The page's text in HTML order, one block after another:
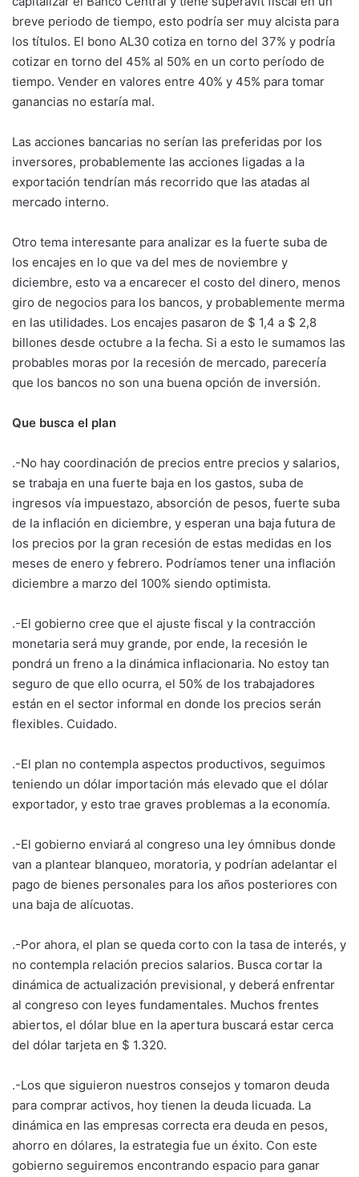
breve periodo de tiempo, esto podría ser muy alcista para
los títulos. El bono AL30 cotiza en torno del 37% y podría
cotizar en torno del 45% al 50% en un corto período de
tiempo. Vender en valores entre 40% y 45% para tomar
ganancias no estaría mal.
Las acciones bancarias no serían las preferidas por los
inversores, probablemente las acciones ligadas a la
exportación tendrían más recorrido que las atadas al
mercado interno.
Otro tema interesante para analizar es la fuerte suba de
los encajes en lo que va del mes de noviembre y
diciembre, esto va a encarecer el costo del dinero, menos
giro de negocios para los bancos, y probablemente merma
en las utilidades. Los encajes pasaron de $ 1,4 a $ 2,8
billones desde octubre a la fecha. Si a esto le sumamos las
probables moras por la recesión de mercado, parecería
que los bancos no son una buena opción de inversión.
Que busca el plan
.-No hay coordinación de precios entre precios y salarios,
se trabaja en una fuerte baja en los gastos, suba de
ingresos vía impuestazo, absorción de pesos, fuerte suba
de la inflación en diciembre, y esperan una baja futura de
los precios por la gran recesión de estas medidas en los
meses de enero y febrero. Podríamos tener una inflación
diciembre a marzo del 100% siendo optimista.
.-El gobierno cree que el ajuste fiscal y la contracción
monetaria será muy grande, por ende, la recesión le
pondrá un freno a la dinámica inflacionaria. No estoy tan
seguro de que ello ocurra, el 50% de los trabajadores
están en el sector informal en donde los precios serán
flexibles. Cuidado.
.-El plan no contempla aspectos productivos, seguimos
teniendo un dólar importación más elevado que el dólar
exportador, y esto trae graves problemas a la economía.
.-El gobierno enviará al congreso una ley ómnibus donde
van a plantear blanqueo, moratoria, y podrían adelantar el
pago de bienes personales para los años posteriores con
una baja de alícuotas.
.-Por ahora, el plan se queda corto con la tasa de interés, y
no contempla relación precios salarios. Busca cortar la
dinámica de actualización previsional, y deberá enfrentar
al congreso con leyes fundamentales. Muchos frentes
abiertos, el dólar blue en la apertura buscará estar cerca
del dólar tarjeta en $ 1.320.
.-Los que siguieron nuestros consejos y tomaron deuda
para comprar activos, hoy tienen la deuda licuada. La
dinámica en las empresas correcta era deuda en pesos,
ahorro en dólares, la estrategia fue un éxito. Con este
gobierno seguiremos encontrando espacio para ganar